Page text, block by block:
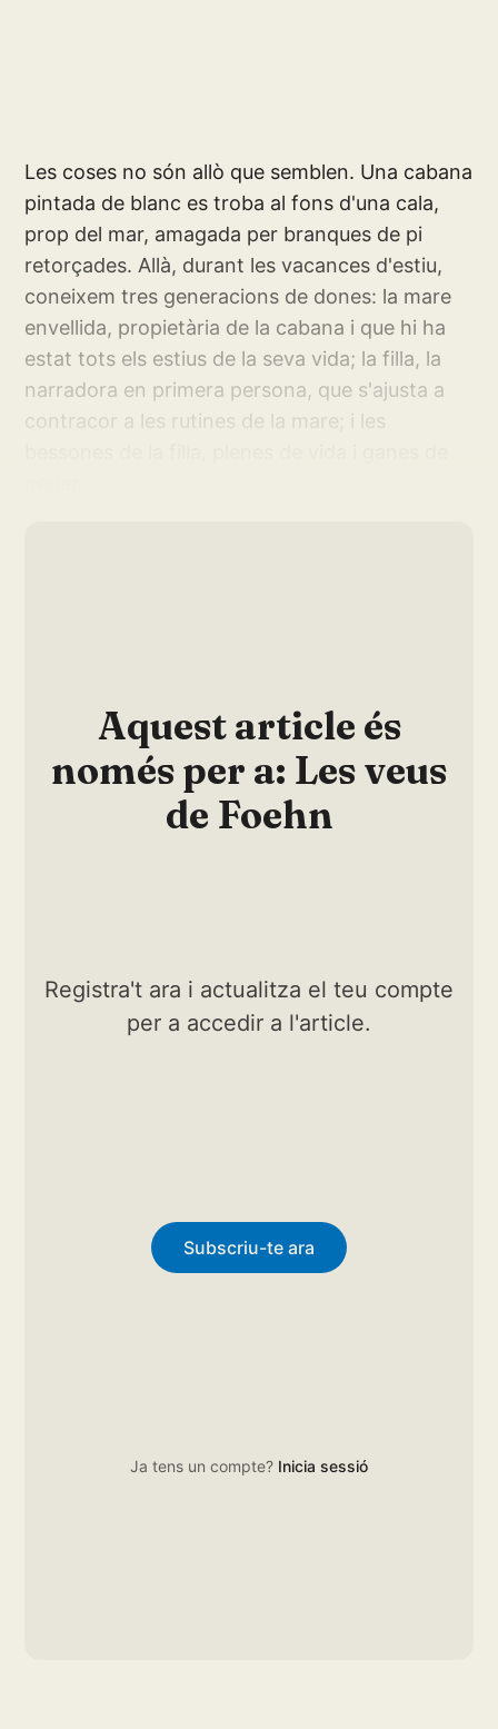
Les coses no són allò que semblen. Una cabana
pintada de blanc es troba al fons d'una cala,
prop del mar, amagada per branques de pi
retorçades. Allà, durant les vacances d'estiu,
coneixem tres generacions de dones: la mare
envellida, propietària de la cabana i que hi ha
estat tots els estius de la seva vida; la filla, la
narradora en primera persona, que s'ajusta a
contracor a les rutines de la mare; i les
Aquest article és
només per a: Les veus
de Foehn
Registra't ara i actualitza el teu compte
per a accedir a l'article.
Subscriu-te ara
Ja tens un compte? Inicia sessió